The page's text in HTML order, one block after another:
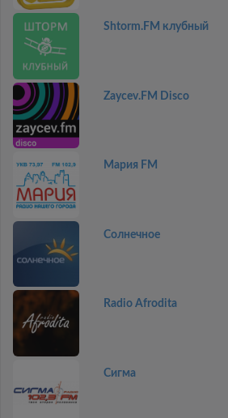
Shtorm.FM клубный
Zaycev.FM Disco
Мария FM
Солнечное
Radio Afrodita
Сигма